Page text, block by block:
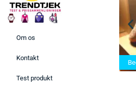
Om os
Kontakt
Test produkt
Bedste Saunatæppe 2025 –
Find de bedste produkter her!